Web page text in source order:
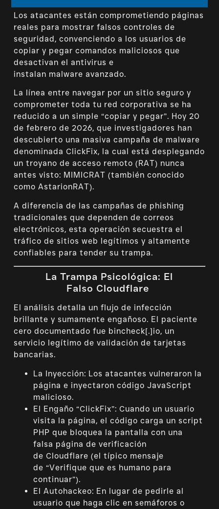
Los atacantes están comprometiendo páginas
reales para mostrar falsos controles de
seguridad, convenciendo a los usuarios de
copiar y pegar comandos maliciosos que
desactivan el antivirus e
instalan malware avanzado.
La línea entre navegar por un sitio seguro y
comprometer toda tu red corporativa se ha
reducido a un simple “copiar y pegar”. Hoy 20
de febrero de 2026, que investigadores han
descubierto una masiva campaña de malware
denominada ClickFix, la cual está desplegando
un troyano de acceso remoto (RAT) nunca
antes visto: MIMICRAT (también conocido
como AstarionRAT).
A diferencia de las campañas de phishing
tradicionales que dependen de correos
electrónicos, esta operación secuestra el
tráfico de sitios web legítimos y altamente
confiables para tender su trampa.
La Trampa Psicológica: El
Falso Cloudflare
El análisis detalla un flujo de infección
brillante y sumamente engañoso. El paciente
cero documentado fue bincheck[.]io, un
servicio legítimo de validación de tarjetas
bancarias.
La Inyección: Los atacantes vulneraron la
página e inyectaron código JavaScript
malicioso.
El Engaño “ClickFix”: Cuando un usuario
visita la página, el código carga un script
PHP que bloquea la pantalla con una
falsa página de verificación
de Cloudflare (el típico mensaje
de “Verifique que es humano para
continuar”).
El Autohackeo: En lugar de pedirle al
usuario que haga clic en semáforos o